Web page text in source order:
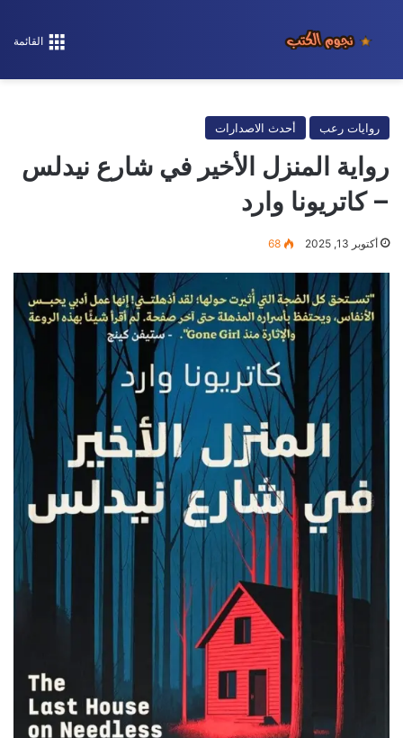
القائمة
روايات رعب أحدث الاصدارات
رواية المنزل الأخير في شارع نيدلس
– كاتريونا وارد
أكتوبر 13, 2025 68